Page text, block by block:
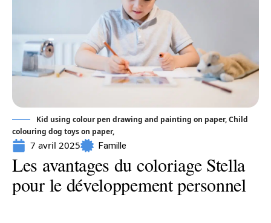
Kid using colour pen drawing and painting on paper, Child
colouring dog toys on paper,
7 avril 2025 Famille
Les avantages du coloriage Stella
pour le développement personnel